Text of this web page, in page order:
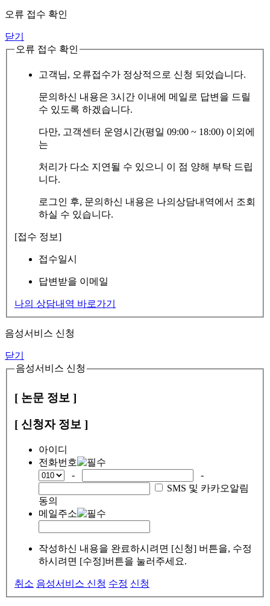
오류 접수 확인
닫기
오류 접수 확인
고객님, 오류접수가 정상적으로 신청 되었습니다.
문의하신 내용은 3시간 이내에 메일로 답변을 드릴
수 있도록 하겠습니다.
다만, 고객센터 운영시간(평일 09:00 ~ 18:00) 이외에
는
처리가 다소 지연될 수 있으니 이 점 양해 부탁 드립
니다.
로그인 후, 문의하신 내용은 나의상담내역에서 조회
하실 수 있습니다.
[접수 정보]
접수일시
답변받을 이메일
나의 상담내역 바로가기
음성서비스 신청
닫기
음성서비스 신청
[ 논문 정보 ]
[ 신청자 정보 ]
아이디
전화번호
-
-
SMS 및 카카오알림
동의
메일주소
작성하신 내용을 완료하시려면 [신청] 버튼을, 수정
하시려면 [수정]버튼을 눌러주세요.
취소 음성서비스 신청 수정 신청